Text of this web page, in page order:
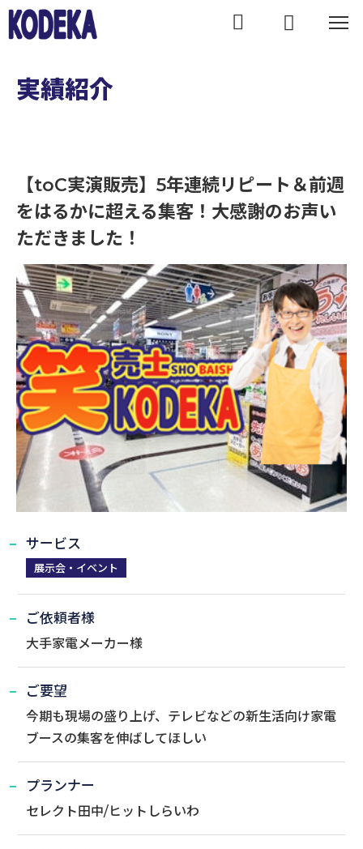
【toC実演販売】5年連続リピート＆前週をはるかに超える集客！大感謝のお声いただきました！｜実績紹介
実績紹介
【toC実演販売】5年連続リピート＆前週
をはるかに超える集客！大感謝のお声い
ただきました！
サービス
展示会・イベント
ご依頼者様
大手家電メーカー様
ご要望
今期も現場の盛り上げ、テレビなどの新生活向け家電
ブースの集客を伸ばしてほしい
プランナー
セレクト田中/ヒットしらいわ